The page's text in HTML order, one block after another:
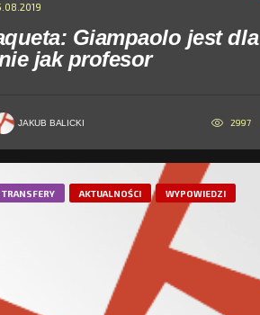
Giampaolo jest dla
jak profesor
JAKUB BALICKI 2997
TRANSFERY AKTUALNOŚCI WYPOWIEDZI